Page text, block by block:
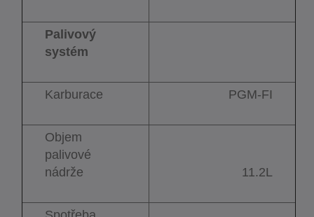
Palivový
systém
Karburace PGM-FI
Objem
palivové
nádrže
11.2L